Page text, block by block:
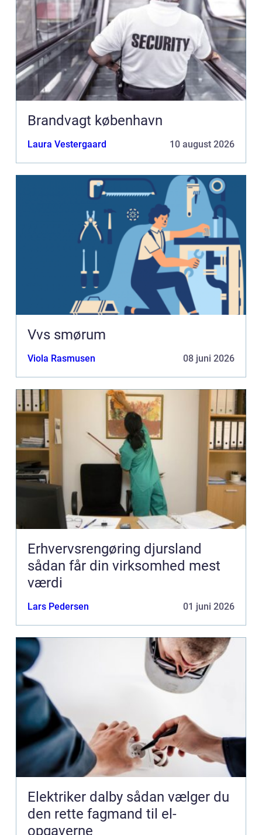
Brandvagt københavn
Laura Vestergaard 10 august 2026
Vvs smørum
Viola Rasmusen 08 juni 2026
Erhvervsrengøring djursland
sådan får din virksomhed mest
værdi
Lars Pedersen 01 juni 2026
Elektriker dalby sådan vælger du
den rette fagmand til el-
opgaverne